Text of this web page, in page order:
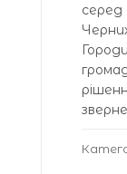
серед